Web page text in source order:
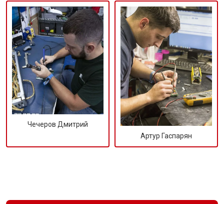
Чечеров Дмитрий
Артур Гаспарян